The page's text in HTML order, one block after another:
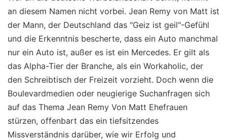
an diesem Namen nicht vorbei. Jean Remy von Matt ist
der Mann, der Deutschland das "Geiz ist geil"-Gefühl
und die Erkenntnis bescherte, dass ein Auto manchmal
nur ein Auto ist, außer es ist ein Mercedes. Er gilt als
das Alpha-Tier der Branche, als ein Workaholic, der
den Schreibtisch der Freizeit vorzieht. Doch wenn die
Boulevardmedien oder neugierige Suchanfragen sich
auf das Thema Jean Remy Von Matt Ehefrauen
stürzen, offenbart das ein tiefsitzendes
Missverständnis darüber, wie wir Erfolg und